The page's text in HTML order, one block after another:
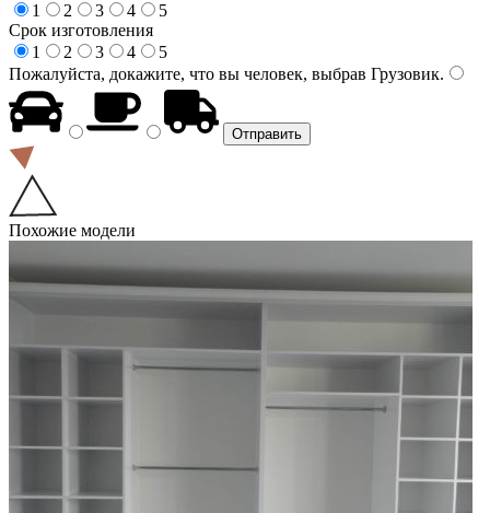
1 2 3 4
5
Срок изготовления
1
2 3 4
5
Пожалуйста, докажите, что вы человек, выбрав Грузовик.
Похожие модели